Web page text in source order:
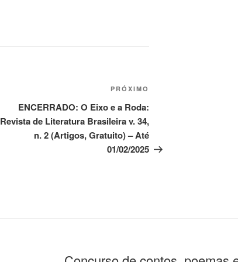
PRÓXIMO
ENCERRADO: O Eixo e a Roda:
Revista de Literatura Brasileira v. 34,
n. 2 (Artigos, Gratuito) – Até
01/02/2025